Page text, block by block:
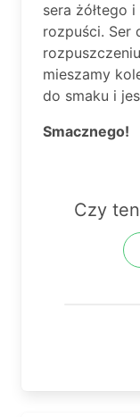
sera żółtego
rozpuści. Ser
mieszamy
do smaku i
Smacznego!
Czy